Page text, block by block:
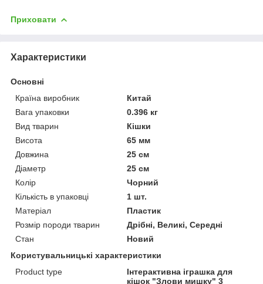
Приховати
Характеристики
Основні
Країна виробник
Китай
Вага упаковки
0.396 кг
Вид тварин
Кішки
Висота
65 мм
Довжина
25 см
Діаметр
25 см
Колір
Чорний
Кількість в упаковці
1 шт.
Матеріал
Пластик
Розмір породи тварин
Дрібні, Великі, Середні
Стан
Новий
Користувальницькі характеристики
Product type
Інтерактивна іграшка для
кішок "Злови мишку" 3